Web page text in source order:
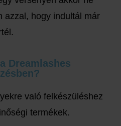
azzal, hogy indultál már
Dreamlashes
való felkészüléshez
termékek.